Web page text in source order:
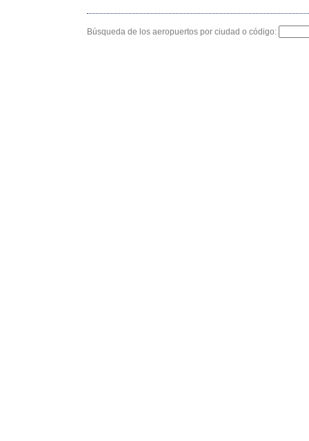
Búsqueda de los aeropuertos por ciudad o código: